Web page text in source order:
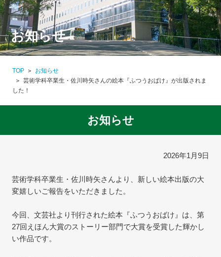
お知らせ
TOP
お知らせ
芸術学科卒業生・佐川時矢さんの絵本『ふつうおばけ』が出版されま
した！
お知らせ
2026年1月9日
芸術学科卒業生・佐川時矢さんより、新しい絵本出版の大
変嬉しいご報告をいただきました。
今回、文芸社より刊行された絵本『ふつうおばけ』は、第
27回えほん大賞のストーリー部門で大賞を受賞した輝かし
い作品です。